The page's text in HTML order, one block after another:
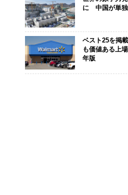
アフリカの農村の通信、
小1の壁。2人の挑戦者が
手にした「次なる武器」
目先の転
年後の価
に 中国が単独
ベスト25を掲
も価値ある上
年版